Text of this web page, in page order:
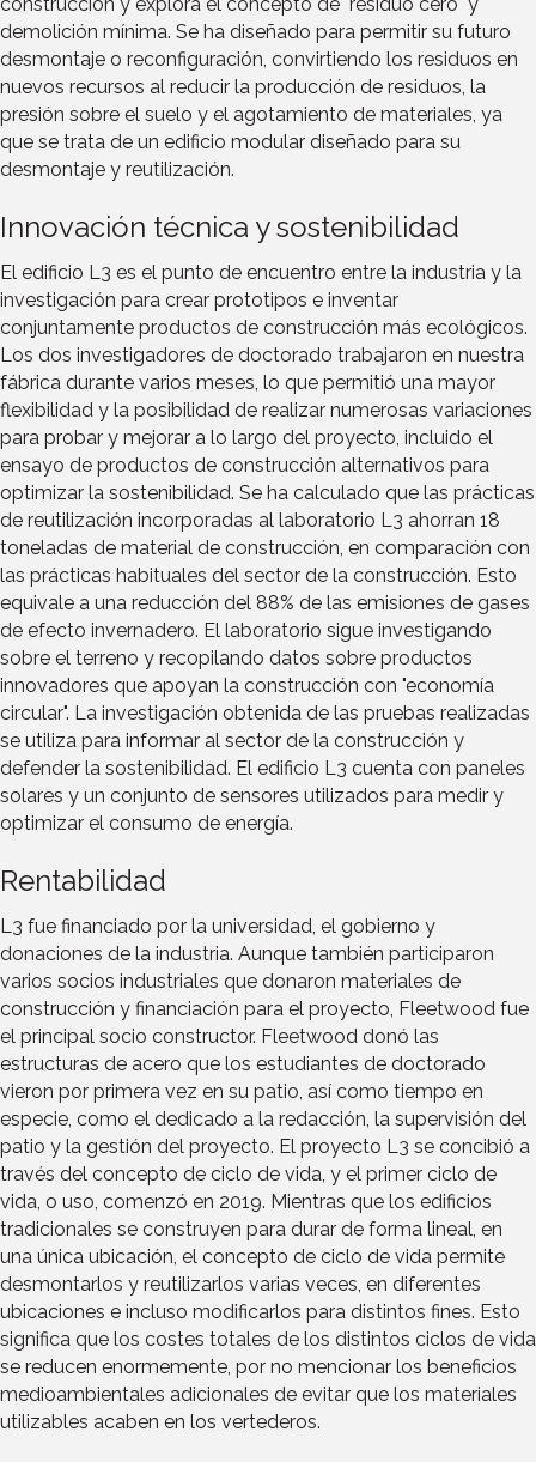
demolición mínima. Se ha diseñado para permitir su futuro
desmontaje o reconfiguración, convirtiendo los residuos en
nuevos recursos al reducir la producción de residuos, la
presión sobre el suelo y el agotamiento de materiales, ya
que se trata de un edificio modular diseñado para su
desmontaje y reutilización.
Innovación técnica y sostenibilidad
El edificio L3 es el punto de encuentro entre la industria y la
investigación para crear prototipos e inventar
conjuntamente productos de construcción más ecológicos.
Los dos investigadores de doctorado trabajaron en nuestra
fábrica durante varios meses, lo que permitió una mayor
flexibilidad y la posibilidad de realizar numerosas variaciones
para probar y mejorar a lo largo del proyecto, incluido el
ensayo de productos de construcción alternativos para
optimizar la sostenibilidad. Se ha calculado que las prácticas
de reutilización incorporadas al laboratorio L3 ahorran 18
toneladas de material de construcción, en comparación con
las prácticas habituales del sector de la construcción. Esto
equivale a una reducción del 88% de las emisiones de gases
de efecto invernadero. El laboratorio sigue investigando
sobre el terreno y recopilando datos sobre productos
innovadores que apoyan la construcción con "economía
circular". La investigación obtenida de las pruebas realizadas
se utiliza para informar al sector de la construcción y
defender la sostenibilidad. El edificio L3 cuenta con paneles
solares y un conjunto de sensores utilizados para medir y
optimizar el consumo de energía.
Rentabilidad
L3 fue financiado por la universidad, el gobierno y
donaciones de la industria. Aunque también participaron
varios socios industriales que donaron materiales de
construcción y financiación para el proyecto, Fleetwood fue
el principal socio constructor. Fleetwood donó las
estructuras de acero que los estudiantes de doctorado
vieron por primera vez en su patio, así como tiempo en
especie, como el dedicado a la redacción, la supervisión del
patio y la gestión del proyecto. El proyecto L3 se concibió a
través del concepto de ciclo de vida, y el primer ciclo de
vida, o uso, comenzó en 2019. Mientras que los edificios
tradicionales se construyen para durar de forma lineal, en
una única ubicación, el concepto de ciclo de vida permite
desmontarlos y reutilizarlos varias veces, en diferentes
ubicaciones e incluso modificarlos para distintos fines. Esto
significa que los costes totales de los distintos ciclos de vida
se reducen enormemente, por no mencionar los beneficios
medioambientales adicionales de evitar que los materiales
utilizables acaben en los vertederos.